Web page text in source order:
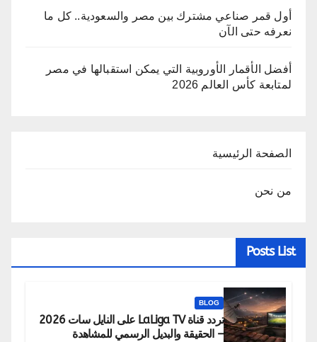
أول قمر صناعي مشترك بين مصر والسعودية.. كل ما
نعرفه حتى الآن
أفضل الأقمار الأوروبية التي يمكن استقبالها في مصر
لمتابعة كأس العالم 2026
الصفحة الرئيسية
من نحن
Posts List
BLOG
تردد قناة LaLiga TV على النايل سات 2026
– الحقيقة والبديل الرسمي للمشاهدة